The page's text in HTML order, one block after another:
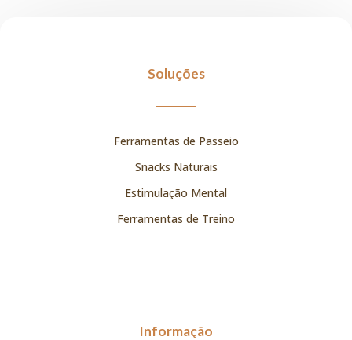
Soluções
Ferramentas de Passeio
Snacks Naturais
Estimulação Mental
Ferramentas de Treino
Informação